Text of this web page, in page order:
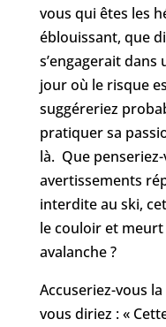
vous qui êtes les
éblouissant, que
s’engagerait dans
jour où le risque
suggéreriez
pratiquer sa
là. Que
avertissements
interdite au ski,
le couloir et
avalanche ?
Accuseriez-vous
vous diriez : «